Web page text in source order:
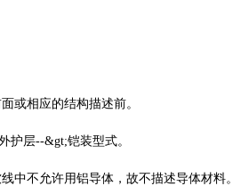
或相应的结构描述前。
层--&gt;铠装型式。
不允许用铝导体，故不描述导体材料。